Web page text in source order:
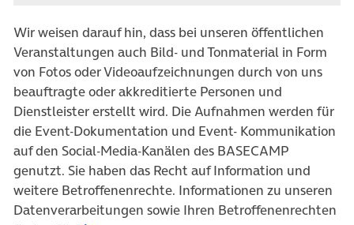
Wir weisen darauf hin, dass bei unseren öffentlichen
Veranstaltungen auch Bild- und Tonmaterial in Form
von Fotos oder Videoaufzeichnungen durch von uns
beauftragte oder akkreditierte Personen und
Dienstleister erstellt wird. Die Aufnahmen werden für
die Event-Dokumentation und Event- Kommunikation
auf den Social-Media-Kanälen des BASECAMP
genutzt. Sie haben das Recht auf Information und
weitere Betroffenenrechte. Informationen zu unseren
Datenverarbeitungen sowie Ihren Betroffenenrechten